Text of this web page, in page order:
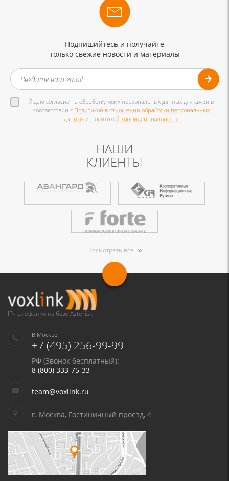
Подпишийтесь и получайте
только свежие новости и материалы
Я даю согласие на обработку моих персональных данных для связи в
соответствии с Политикой в отношении обработки персональных
данных и Политикой конфиденциальности
НАШИ
КЛИЕНТЫ
Посмотреть все
IP-телефония на базе Asterisk
В Москве:
+7 (495) 256-99-99
РФ (Звонок бесплатный):
8 (800) 333-75-33
team@voxlink.ru
г. Москва, Гостиничный проезд, 4